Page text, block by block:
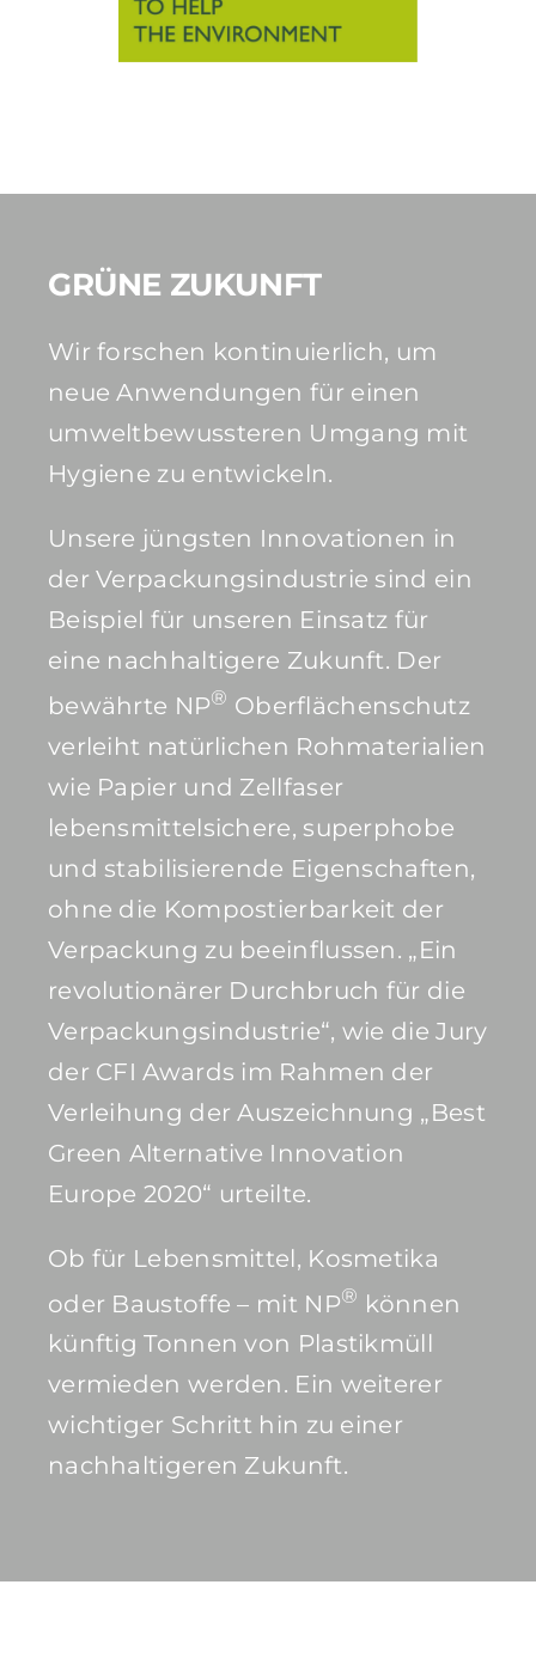
GRÜNE ZUKUNFT
Wir forschen kontinuierlich, um
neue Anwendungen für einen
umweltbewussteren Umgang mit
Hygiene zu entwickeln.
Unsere jüngsten Innovationen in
der Verpackungsindustrie sind ein
Beispiel für unseren Einsatz für
eine nachhaltigere Zukunft. Der
bewährte NP® Oberflächenschutz
verleiht natürlichen Rohmaterialien
wie Papier und Zellfaser
lebensmittelsichere, superphobe
und stabilisierende Eigenschaften,
ohne die Kompostierbarkeit der
Verpackung zu beeinflussen. „Ein
revolutionärer Durchbruch für die
Verpackungsindustrie“, wie die Jury
der CFI Awards im Rahmen der
Verleihung der Auszeichnung „Best
Green Alternative Innovation
Europe 2020“ urteilte.
Ob für Lebensmittel, Kosmetika
oder Baustoffe – mit NP® können
künftig Tonnen von Plastikmüll
vermieden werden. Ein weiterer
wichtiger Schritt hin zu einer
nachhaltigeren Zukunft.